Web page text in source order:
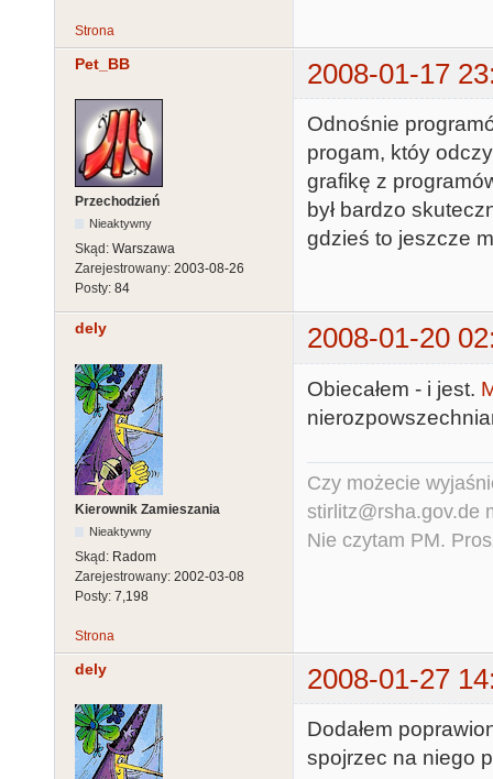
Strona
Pet_BB 2008-01-17
Przechodzień
Nieaktywny
Skąd: Warszawa
Zarejestrowany: 2003-08-26
Posty: 84
Odnośnie
progam, któy
grafikę z
był bardzo
gdzieś to jeszcze
dely 2008-01-20
Kierownik Zamieszania
Nieaktywny
Skąd: Radom
Zarejestrowany: 2002-03-08
Posty: 7,198
Obiecałem - i jest.
Czy możecie
stirlitz@rsha.gov.de
Nie czytam PM.
Strona
dely 2008-01-27
Dodałem
spojrzec na niego